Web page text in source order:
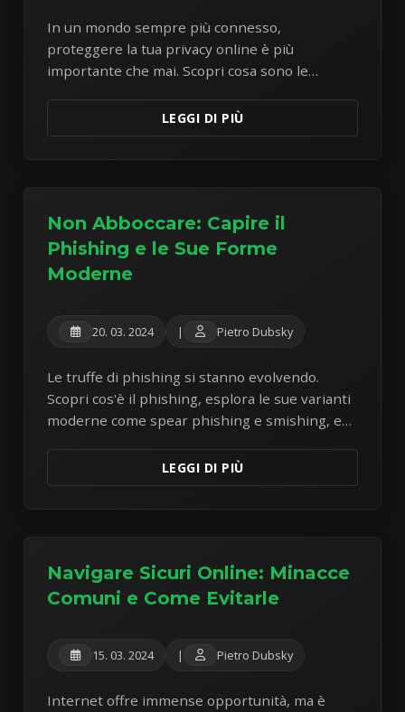
In un mondo sempre più connesso,
proteggere la tua privacy online è più
importante che mai. Scopri cosa sono le
per salvaguardare le tue informazioni
personali.
LEGGI DI PIÙ
Non Abboccare: Capire il
Phishing e le Sue Forme
Moderne
20. 03. 2024 | Pietro Dubsky
Le truffe di phishing si stanno evolvendo.
Scopri cos'è il phishing, esplora le sue varianti
moderne come spear phishing e smishing, e
LEGGI DI PIÙ
Navigare Sicuri Online: Minacce
Comuni e Come Evitarle
15. 03. 2024 | Pietro Dubsky
Internet offre immense opportunità, ma è